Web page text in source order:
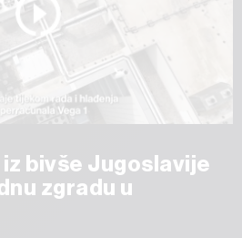
bivše Jugoslavije
zgradu u